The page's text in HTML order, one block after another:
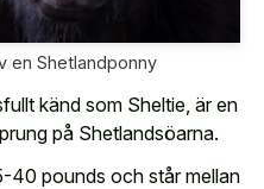
en Shetlandponny
känd som Sheltie, är en
på Shetlandsöarna.
40 pounds och står mellan